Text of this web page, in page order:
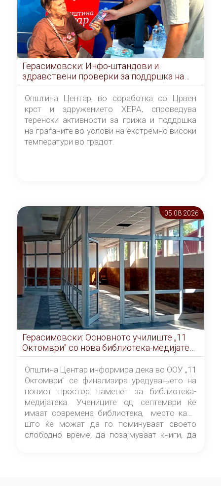
Герасимовски: Инфо-штандови и
здравствени проверки за поддршка на
граѓаните во услови на топлотен бран
Општина Центар, во соработка со Црвен
крст и здружението ХЕРА, спроведува
теренски активности за грижа и поддршка
на граѓаните во услови на екстремно високи
температури во градот.
05.08 2026
Герасимовски: Основното училиште „11
Октомври" со нова библиотека-медијатека
од септември
Општина Центар информира дека во ООУ „11
Октомври" се финализира уредувањето на
новиот простор наменет за библиотека-
медијатека. Учениците од септември ќе
имаат современа библиотека, место каде
што ќе можат да го поминуваат своето
слободно време, да позајмуваат книги, да